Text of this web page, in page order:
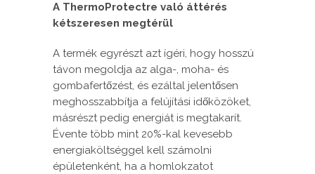
A ThermoProtectre való áttérés
kétszeresen megtérül
A termék egyrészt azt ígéri, hogy hosszú
távon megoldja az alga-, moha- és
gombafertőzést, és ezáltal jelentősen
meghosszabbítja a felújítási időközöket,
másrészt pedig energiát is megtakarít.
Évente több mint 20%-kal kevesebb
energiaköltséggel kell számolni
épületenként, ha a homlokzatot